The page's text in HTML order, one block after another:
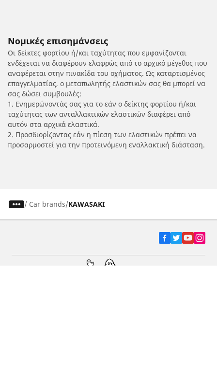
Νομικές επισημάνσεις
Οι δείκτες φορτίου ή/και ταχύτητας που εμφανίζονται
ενδέχεται να διαφέρουν ελαφρώς από το αρχικό μέγεθος που
αναφέρεται στην πινακίδα του οχήματος. Ως καταρτισμένος
επαγγελματίας, ο μεταπωλητής ελαστικών σας θα μπορεί να
σας δώσει συμβουλές:
1. Ενημερώνοντάς σας για το εάν ο δείκτης φορτίου ή/και
ταχύτητας των ανταλλακτικών ελαστικών διαφέρει από
αυτόν στα αρχικά ελαστικά.
2. Προσδιορίζοντας εάν η πίεση των ελαστικών πρέπει να
προσαρμοστεί για την προτεινόμενη εναλλακτική διάσταση.
/ Car brands KAWASAKI